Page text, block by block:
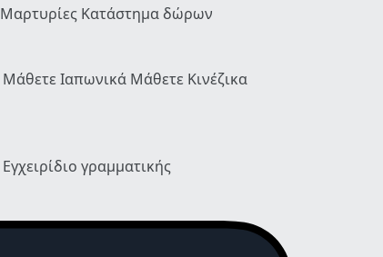
Μαρτυρίες Κατάστημα δώρων
Μάθετε Ιαπωνικά Μάθετε Κινέζικα
Εγχειρίδιο γραμματικής